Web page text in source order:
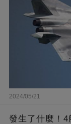
2024/05/21
發生了什麼！